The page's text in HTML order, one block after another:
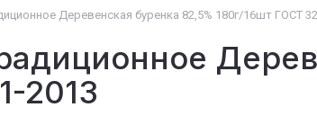
Деревенская буренка 82,5% 180г/16шт ГОСТ
2013